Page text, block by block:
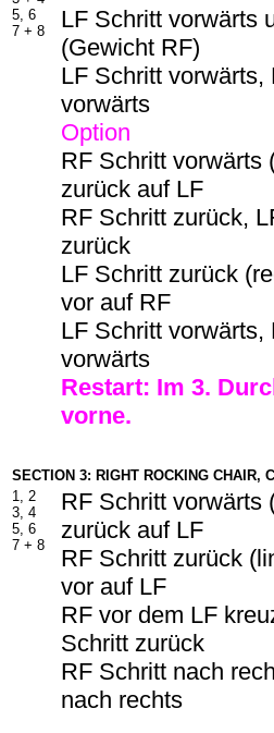
5, 6
7 + 8
LF Schritt vorwärts
(Gewicht RF)
LF Schritt vorwärts,
vorwärts
Option
RF Schritt vorwärts
zurück auf LF
RF Schritt zurück,
zurück
LF Schritt zurück
vor auf RF
LF Schritt vorwärts,
vorwärts
Restart: Im 3.
vorne.
SECTION 3: RIGHT ROCKING CHAIR,
1, 2
3, 4
5, 6
7 + 8
RF Schritt vorwärts
zurück auf LF
RF Schritt zurück
vor auf LF
RF vor dem LF
Schritt zurück
RF Schritt nach
nach rechts